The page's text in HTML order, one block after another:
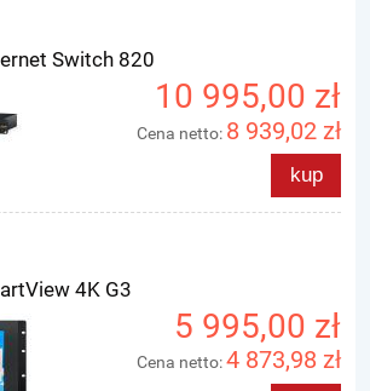
Switch 820
10 995,00 zł
Cena netto: 8 939,02 zł
kup
4K G3
5 995,00 zł
Cena netto:4 873,98 zł